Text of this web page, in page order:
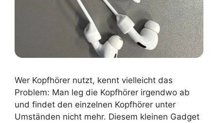
Wer Kopfhörer nutzt, kennt vielleicht das
Problem: Man leg die Kopfhörer irgendwo ab
und findet den einzelnen Kopfhörer unter
Umständen nicht mehr. Diesem kleinen Gadget